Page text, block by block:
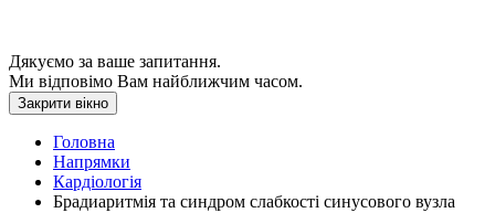
Дякуємо за ваше запитання.
Ми відповімо Вам найближчим часом.
Закрити вікно
Головна
Напрямки
Кардіологія
Брадиаритмія та синдром слабкості синусового вузла